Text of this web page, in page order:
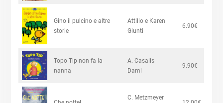
Gino il pulcino e altre
storie
Attilio e Karen
Giunti
6.90€
Topo Tip non fa la
nanna
A. Casalis
Dami
9.90€
C. Metzmeyer